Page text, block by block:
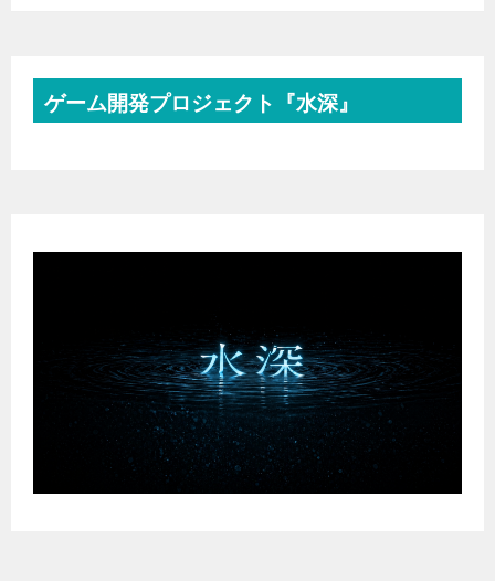
ゲーム開発プロジェクト『水深』